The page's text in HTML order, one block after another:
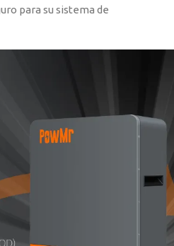
para su sistema de